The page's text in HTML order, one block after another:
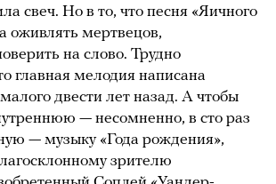
свеч. Но в то, что песня «Яичного
оживлять мертвецов,
на слово. Трудно
главная мелодия написана
двести лет назад. А чтобы
— несомненно, в сто раз
— музыку «Года рождения»,
зрителю